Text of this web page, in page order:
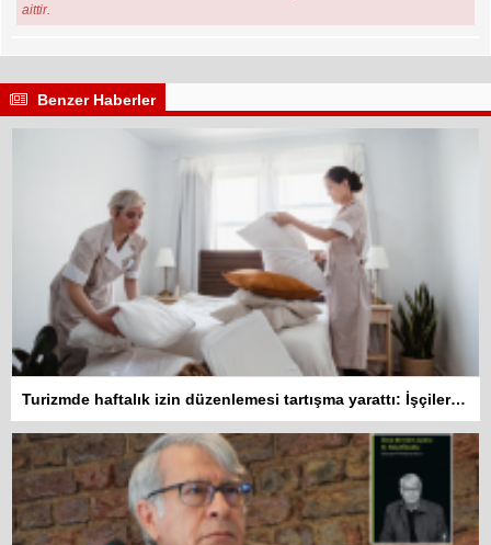
aittir.
Benzer Haberler
Turizmde haftalık izin düzenlemesi tartışma yarattı: İşçiler 10 gün çalışmadan izin kullanamayacak